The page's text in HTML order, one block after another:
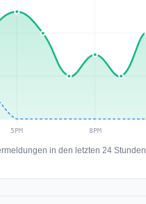
in den letzten 24 Stunden